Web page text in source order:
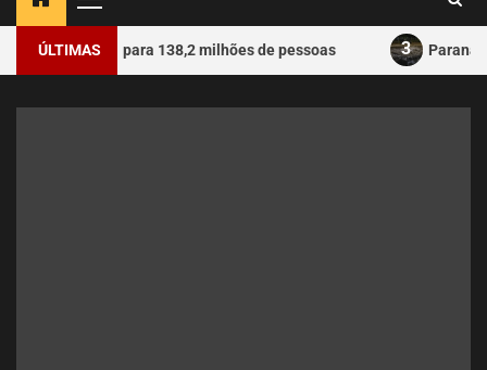
ÚLTIMAS
para 138,2 milhões de pessoas 3 Paraná mantém dois